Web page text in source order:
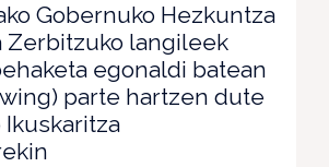
Gobernuko Hezkuntza
Zerbitzuko langileek
egonaldi batean
parte hartzen dute
Ikuskaritza